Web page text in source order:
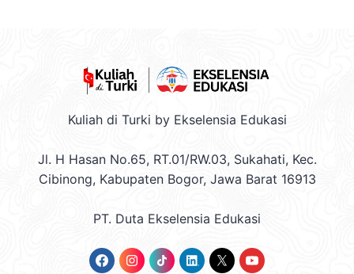
Kuliah di Turki by Ekselensia Edukasi
Jl. H Hasan No.65, RT.01/RW.03, Sukahati, Kec.
Cibinong, Kabupaten Bogor, Jawa Barat 16913
PT. Duta Ekselensia Edukasi